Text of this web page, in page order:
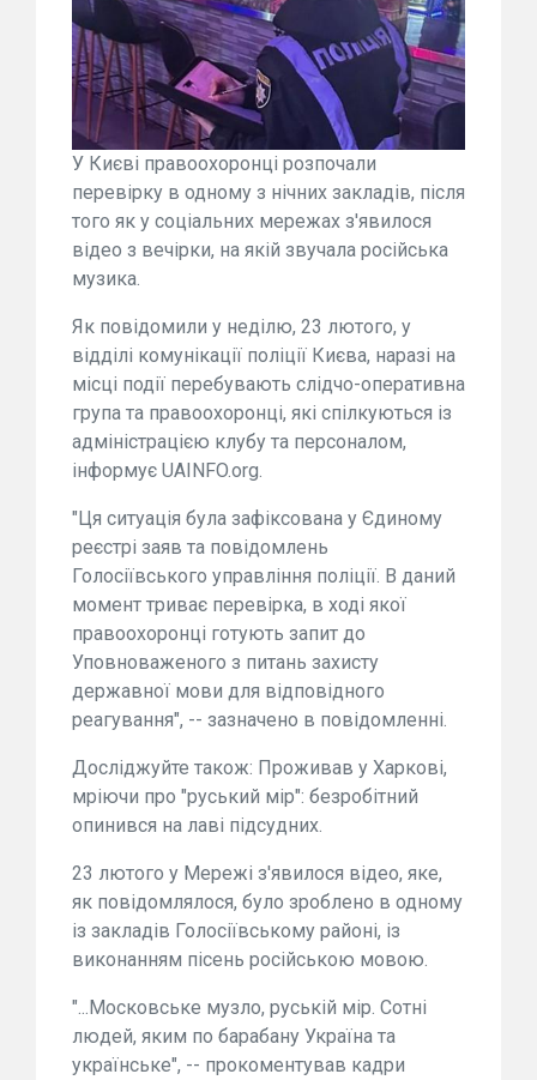
У Києві правоохоронці розпочали
перевірку в одному з нічних закладів, після
того як у соціальних мережах з'явилося
відео з вечірки, на якій звучала російська
музика.
Як повідомили у неділю, 23 лютого, у
відділі комунікації поліції Києва, наразі на
місці події перебувають слідчо-оперативна
група та правоохоронці, які спілкуються із
адміністрацією клубу та персоналом,
інформує UAINFO.org.
"Ця ситуація була зафіксована у Єдиному
реєстрі заяв та повідомлень
Голосіївського управління поліції. В даний
момент триває перевірка, в ході якої
правоохоронці готують запит до
Уповноваженого з питань захисту
державної мови для відповідного
реагування", -- зазначено в повідомленні.
Досліджуйте також: Проживав у Харкові,
мріючи про "руський мір": безробітний
опинився на лаві підсудних.
23 лютого у Мережі з'явилося відео, яке,
як повідомлялося, було зроблено в одному
із закладів Голосіївському районі, із
виконанням пісень російською мовою.
"...Московське музло, руській мір. Сотні
людей, яким по барабану Україна та
українське", -- прокоментував кадри